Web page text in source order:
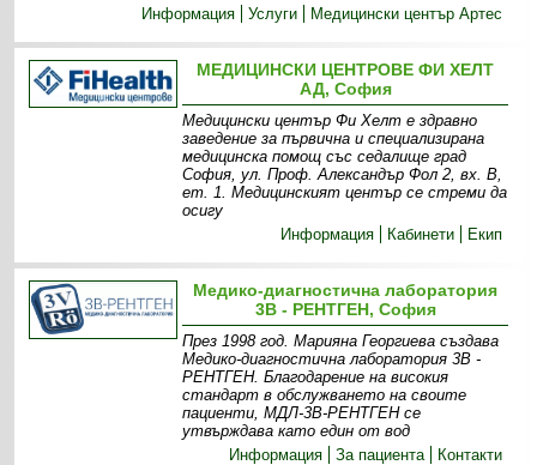
Информация
Услуги Медицински център Артес
МЕДИЦИНСКИ ЦЕНТРОВЕ ФИ ХЕЛТ
АД, София
Медицински център Фи Хелт е здравно
заведение за първична и специализирана
медицинска помощ със седалище град
София, ул. Проф. Александър Фол 2, вх. В,
ет. 1. Медицинският център се стреми да
осигу
Информация
Кабинети Екип
Медико-диагностична лаборатория
3В - РЕНТГЕН, София
През 1998 год. Марияна Георгиева създава
Медико-диагностична лаборатория 3В -
РЕНТГЕН. Благодарение на високия
стандарт в обслужването на своите
пациенти, МДЛ-3В-РЕНТГЕН се
утвърждава като един от вод
Информация
За пациента Контакти